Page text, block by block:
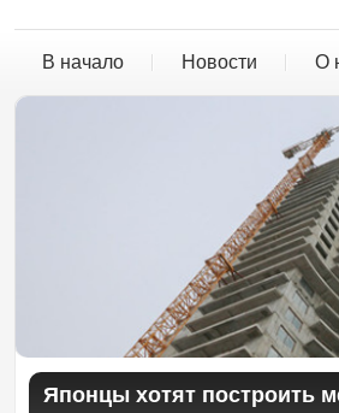
В начало Новости О
Японцы хотят построить